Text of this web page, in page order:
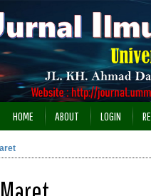
HOME ABOUT LOGIN